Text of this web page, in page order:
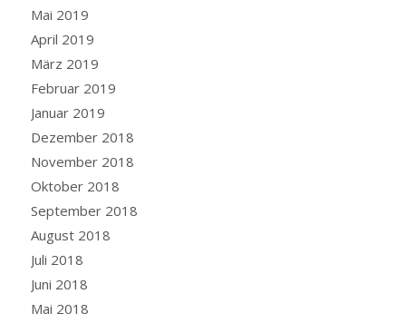
Mai 2019
April 2019
März 2019
Februar 2019
Januar 2019
Dezember 2018
November 2018
Oktober 2018
September 2018
August 2018
Juli 2018
Juni 2018
Mai 2018